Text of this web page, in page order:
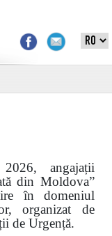
angajații
din Moldova”
în domeniul
organizat de
de Urgență.